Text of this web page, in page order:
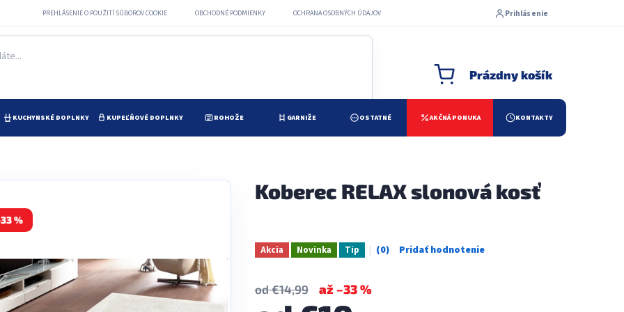
PREHLÁSENIE O POUŽITÍ SÚBOROV COOKIE OBCHODNÉ PODMIENKY OCHRANA OSOBNÝCH ÚDAJOV Prihlásenie
NÁKUPNÝ KOŠÍK
Prázdny košík
KUCHYNSKÉ DOPLNKY KUPEĽŇOVÉ DOPLNKY ROHOŽE GARNIŽE OSTATNÉ AKČNÁ PONUKA KONTAKTY
Koberec RELAX slonová kosť
Akcia Novinka Tip
Priemerné
%
od €14,99 až –33 %